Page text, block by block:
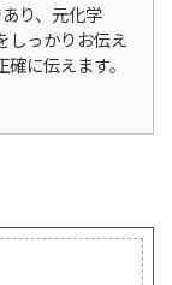
り、元化学
しっかりお伝え
に伝えます。